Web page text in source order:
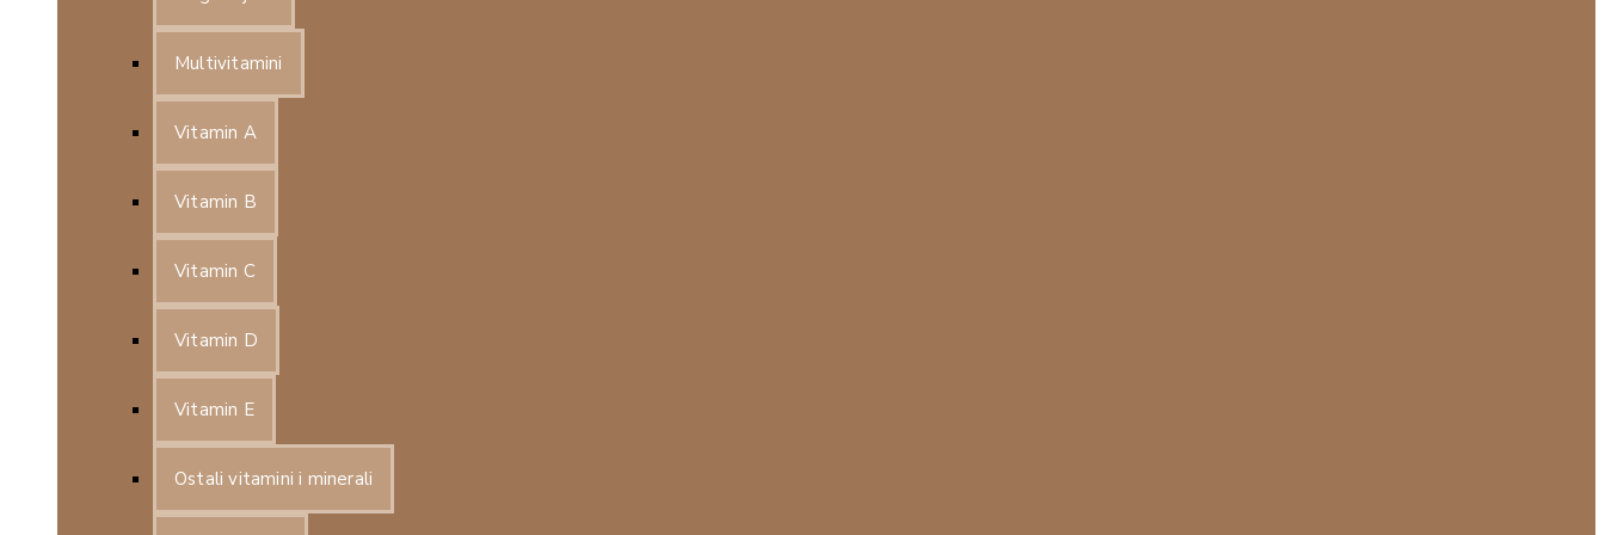
Multivitamini
Vitamin A
Vitamin B
Vitamin C
Vitamin D
Vitamin E
Ostali vitamini i minerali